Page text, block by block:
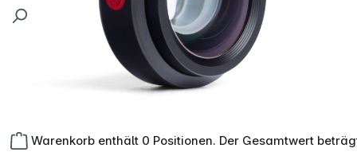
Warenkorb enthält 0 Positionen. Der Gesamtwert